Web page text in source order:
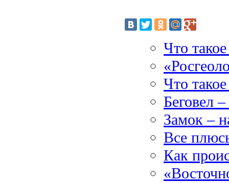
Что
Что
Беговел
Замок –
Все
Как